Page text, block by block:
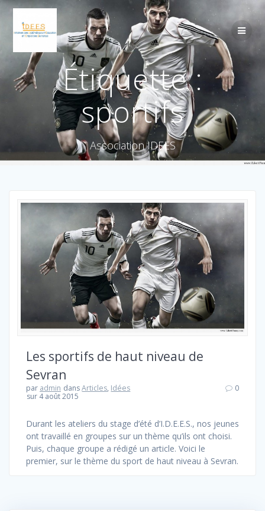
Étiquette :
sportifs
Association IDEES
Les sportifs de haut niveau de
Sevran
par admin dansArticles, Idées
sur 4 août 2015
0
Durant les ateliers du stage d’été d’I.D.E.E.S., nos jeunes
ont travaillé en groupes sur un thème qu’ils ont choisi.
Puis, chaque groupe a rédigé un article. Voici le
premier, sur le thème du sport de haut niveau à Sevran.